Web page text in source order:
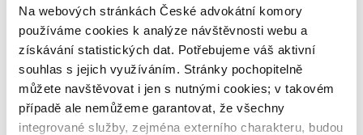
Na webových stránkách České advokátní komory
používáme cookies k analýze návštěvnosti webu a
získávání statistických dat. Potřebujeme váš aktivní
souhlas s jejich využíváním. Stránky pochopitelně
můžete navštěvovat i jen s nutnými cookies; v takovém
případě ale nemůžeme garantovat, že všechny
integrované služby, zejména externího charakteru, budou
01 generální praxe
02 občanské právo